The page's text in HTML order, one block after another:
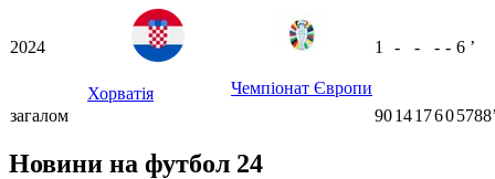
2024
Хорватія Чемпіонат Європи
1 - - - - 6 ʼ
загалом 90141760
Новини на футбол 24